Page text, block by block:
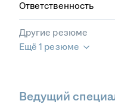
Ответственность
Другие резюме
Ещё 1 резюме
Ведущий